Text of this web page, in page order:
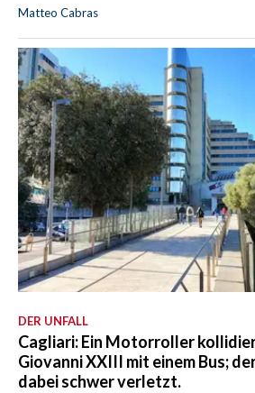
Matteo Cabras
DER UNFALL
Cagliari: Ein Motorroller
Giovanni XXIII mit einem Bus;
dabei schwer verletzt.